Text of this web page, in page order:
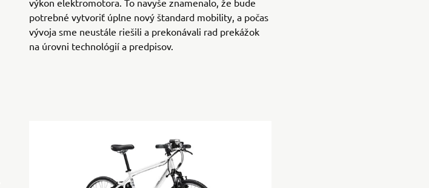
výkon elektromotora. To navyše znamenalo, že bude
potrebné vytvoriť úplne nový štandard mobility, a počas
vývoja sme neustále riešili a prekonávali rad prekážok
na úrovni technológií a predpisov.